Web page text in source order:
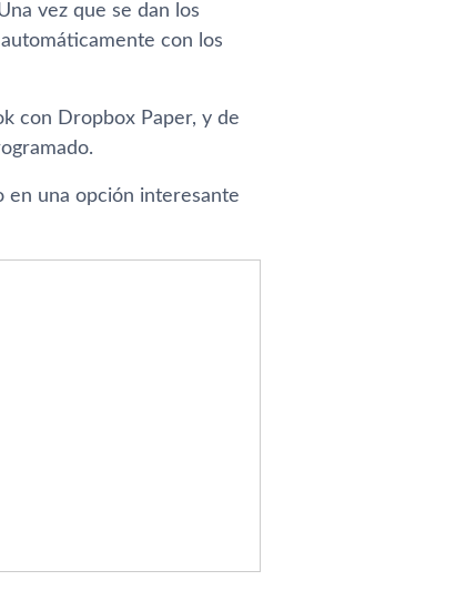
vez que se dan los
con los
con Dropbox Paper, y de
en una opción interesante